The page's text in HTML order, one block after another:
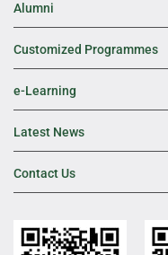
Alumni
Customized Programmes
e-Learning
Latest News
Contact Us